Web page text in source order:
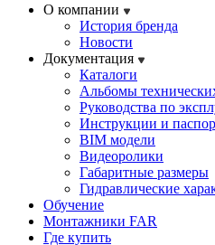
О компании
История бренда
Новости
Документация
Каталоги
Альбомы
Руководства по
Инструкции и
BIM модели
Видеоролики
Габаритные размеры
Гидравлические
Обучение
Монтажники FAR
Где купить